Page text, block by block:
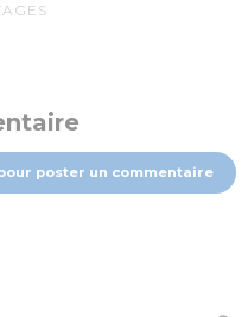
poster un commentaire